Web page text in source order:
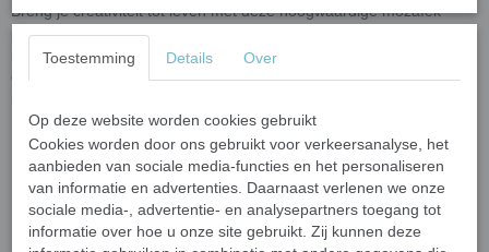
Breng je creativiteit tot leven met deze hoogwaardige mozaïek
puzzelstukjes! Gemaakt van gerecycled glas en verrijkt met
kleuroxiden, zijn deze steentjes niet alleen milieuvriendelijk, maar
ook duurzaam en veelzijdig. Perfect voor binnen- én
Belangrijkste kenmerken
Afmetingen:Elk stukje varieert in grootte van 10 tot 20 mm
en is 4 mm dik.
Vormen:Onregelmatig gevormde meerhoekige steentjes met
Toestemming Details Over
Op deze website worden cookies gebruikt
Cookies worden door ons gebruikt voor verkeersanalyse, het
aanbieden van sociale media-functies en het personaliseren
van informatie en advertenties. Daarnaast verlenen we onze
sociale media-, advertentie- en analysepartners toegang tot
informatie over hoe u onze site gebruikt. Zij kunnen deze